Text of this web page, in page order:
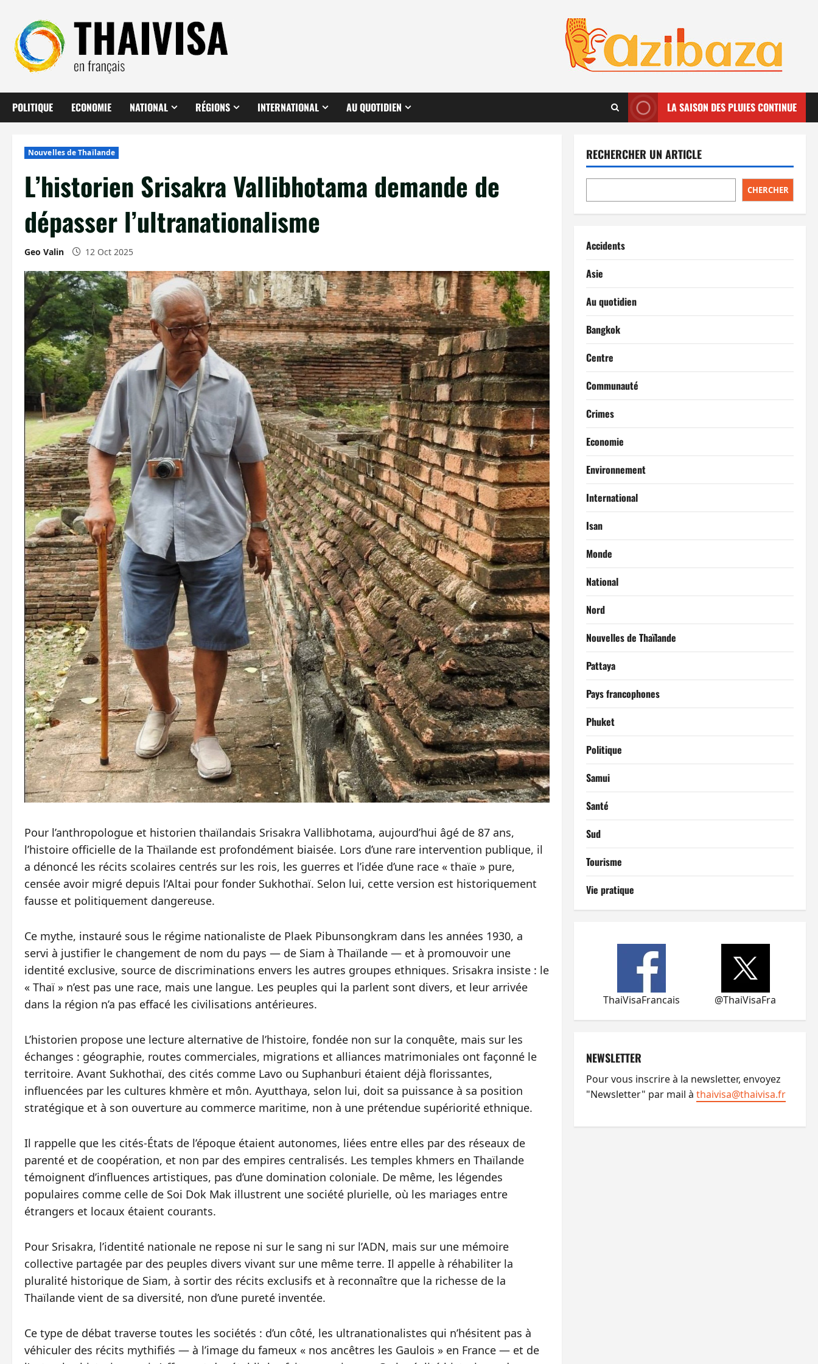
contenu
POLITIQUE ECONOMIE NATIONAL RÉGIONS INTERNATIONAL AU QUOTIDIEN LA SAISON DES PLUIES CONTINUE
Nouvelles de Thaïlande
L’historien Srisakra Vallibhotama demande de
dépasser l’ultranationalisme
Geo Valin 12 Oct 2025
Pour l’anthropologue et historien thaïlandais Srisakra Vallibhotama, aujourd’hui âgé de 87 ans,
l’histoire officielle de la Thaïlande est profondément biaisée. Lors d’une rare intervention publique, il
a dénoncé les récits scolaires centrés sur les rois, les guerres et l’idée d’une race « thaïe » pure,
censée avoir migré depuis l’Altai pour fonder Sukhothaï. Selon lui, cette version est historiquement
fausse et politiquement dangereuse.
Ce mythe, instauré sous le régime nationaliste de Plaek Pibunsongkram dans les années 1930, a
servi à justifier le changement de nom du pays — de Siam à Thaïlande — et à promouvoir une
identité exclusive, source de discriminations envers les autres groupes ethniques. Srisakra insiste : le
« Thaï » n’est pas une race, mais une langue. Les peuples qui la parlent sont divers, et leur arrivée
dans la région n’a pas effacé les civilisations antérieures.
L’historien propose une lecture alternative de l’histoire, fondée non sur la conquête, mais sur les
échanges : géographie, routes commerciales, migrations et alliances matrimoniales ont façonné le
territoire. Avant Sukhothaï, des cités comme Lavo ou Suphanburi étaient déjà florissantes,
influencées par les cultures khmère et môn. Ayutthaya, selon lui, doit sa puissance à sa position
stratégique et à son ouverture au commerce maritime, non à une prétendue supériorité ethnique.
Il rappelle que les cités-États de l’époque étaient autonomes, liées entre elles par des réseaux de
parenté et de coopération, et non par des empires centralisés. Les temples khmers en Thaïlande
témoignent d’influences artistiques, pas d’une domination coloniale. De même, les légendes
populaires comme celle de Soi Dok Mak illustrent une société plurielle, où les mariages entre
étrangers et locaux étaient courants.
Pour Srisakra, l’identité nationale ne repose ni sur le sang ni sur l’ADN, mais sur une mémoire
collective partagée par des peuples divers vivant sur une même terre. Il appelle à réhabiliter la
pluralité historique de Siam, à sortir des récits exclusifs et à reconnaître que la richesse de la
Thaïlande vient de sa diversité, non d’une pureté inventée.
Ce type de débat traverse toutes les sociétés : d’un côté, les ultranationalistes qui n’hésitent pas à
véhiculer des récits mythifiés — à l’image du fameux « nos ancêtres les Gaulois » en France — et de
RECHERCHER UN ARTICLE
CHERCHER
Accidents
Asie
Au quotidien
Bangkok
Centre
Communauté
Crimes
Economie
Environnement
International
Isan
Monde
National
Nord
Nouvelles de Thaïlande
Pattaya
Pays francophones
Phuket
Politique
Samui
Santé
Sud
Tourisme
Vie pratique
ThaiVisaFrancais @ThaiVisaFra
NEWSLETTER
Pour vous inscrire à la newsletter, envoyez
"Newsletter" par mail à thaivisa@thaivisa.fr